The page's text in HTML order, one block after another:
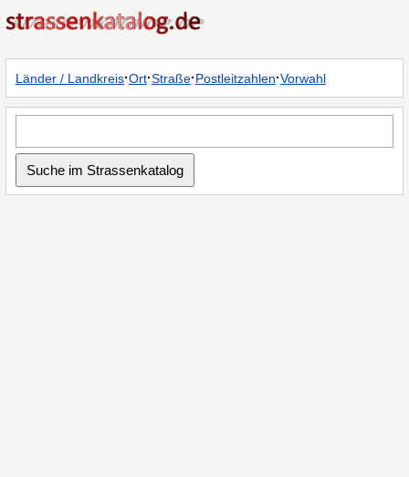
Länder / Landkreis·Ort·Straße·Postleitzahlen·Vorwahl